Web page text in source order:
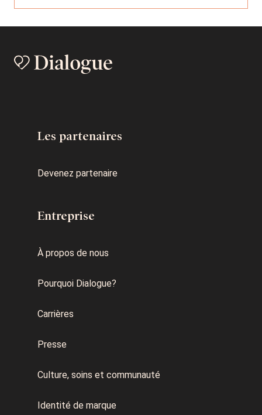
Les partenaires
Devenez partenaire
Entreprise
À propos de nous
Pourquoi Dialogue?
Carrières
Presse
Culture, soins et communauté
Identité de marque